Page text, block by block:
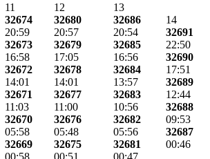
11
32674
20:59
32673
16:58
32672
14:01
32671
11:03
32670
05:58
32669
00:58
12
32680
20:57
32679
17:05
32678
14:01
32677
11:00
32676
05:48
32675
00:51
13
32686
20:54
32685
16:56
32684
13:57
32683
10:56
32682
05:56
32681
00:47
14
32691
22:50
32690
17:51
32689
12:44
32688
09:53
32687
00:46